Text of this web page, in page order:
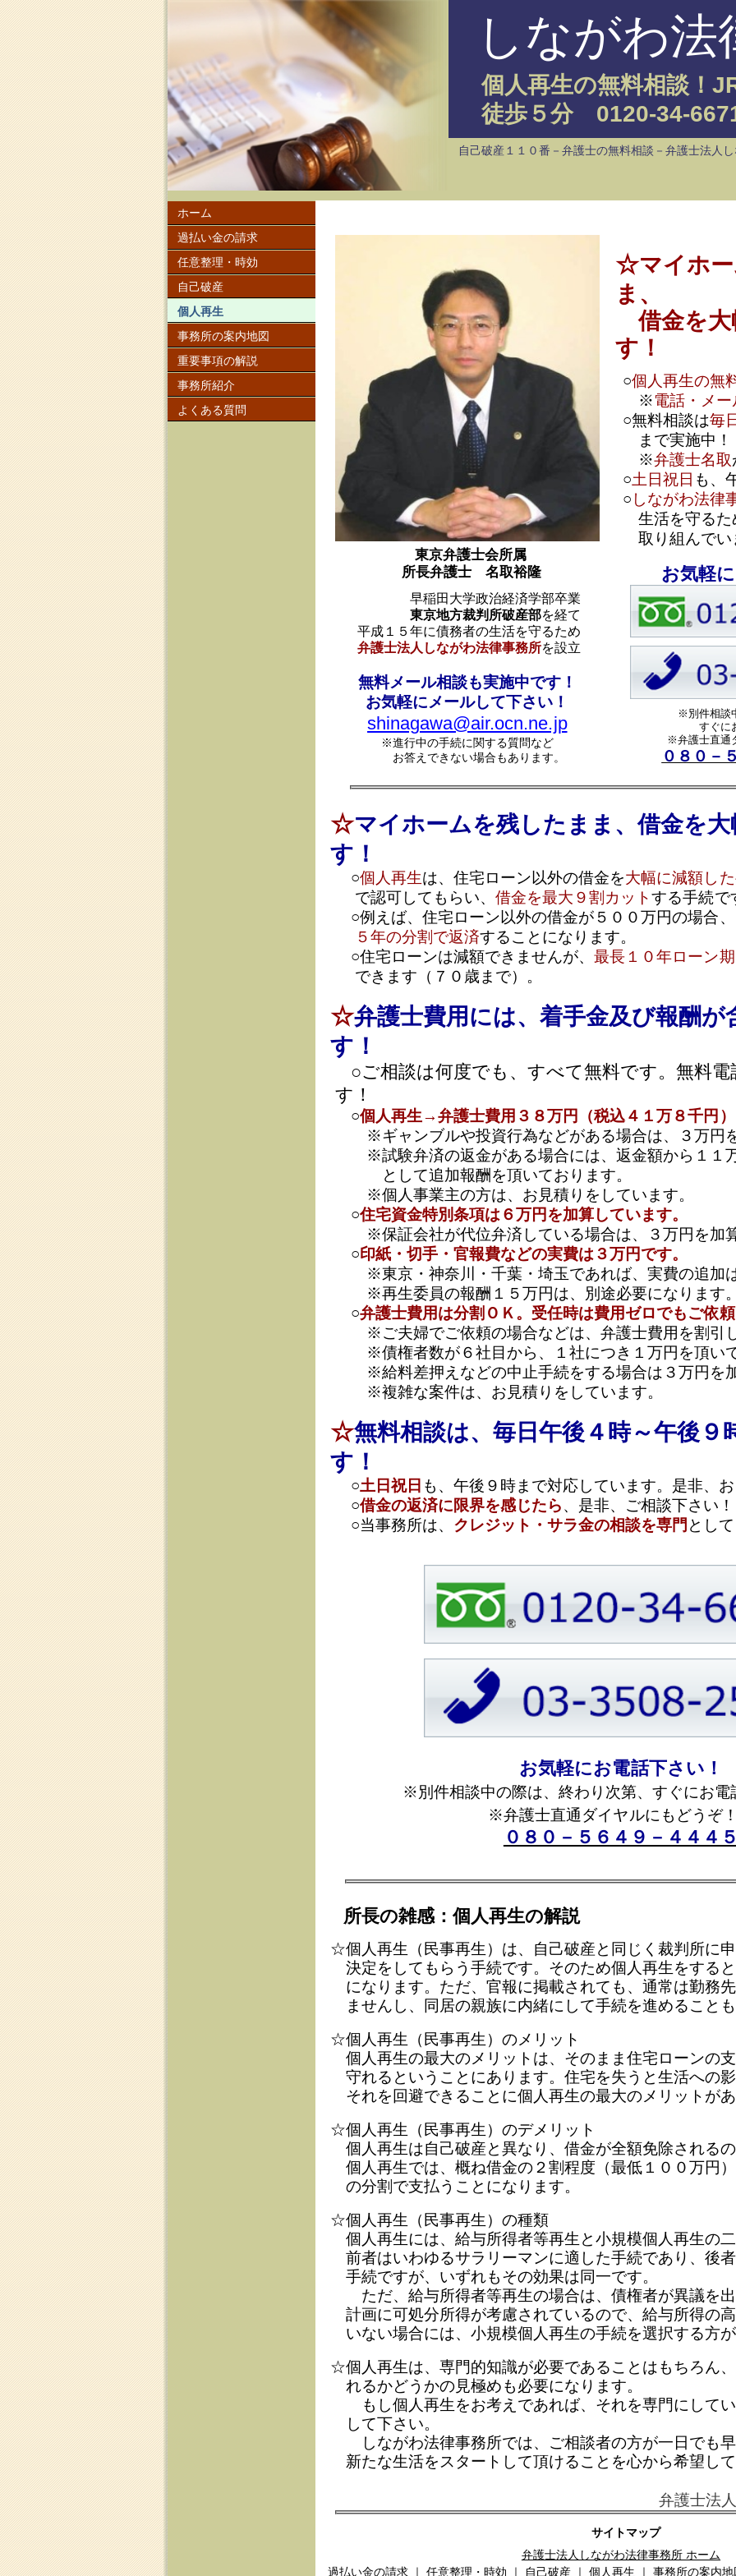
しながわ法律事務
個人再生の無料相談！JR新橋駅（鳥
徒歩５分 0120-34-6671
自己破産１１０番－弁護士の無料相談－弁護士法人しながわ法律事務所－東京
ホーム
任意整理・時効
自己破産
個人再生
事務所の案内地図
重要事項の解説
事務所紹介
よくある質問
東京弁護士会所属
所長弁護士 名取裕隆
早稲田大学政治経済学部卒業
東京地方裁判所破産部を経て
平成１５年に債務者の生活を守るため
弁護士法人しながわ法律事務所を設立
無料メール相談も実施中です！
shinagawa@air.ocn.ne.jp
※進行中の手続に関する質問など
お答えできない場合もあります。
借金を大幅に減額しま
個人再生の無料相談を実施中です！
電話・メール・面談 すべて無料
毎日午後４時～午後９時
まで実施中！
弁護士名取
が、即回答してます
土日祝日
も、午後９時まで対応中！
しながわ法律事務所は、みなさまの
生活を守るため、借金問題に全力
取り組んでいます。
お気軽にお電話下さい！
※別件相談中の際は、終わり次第、
すぐにお電話いたします。
※弁護士直通ダイヤルにもどうぞ！
０８０－５６４９－４４４５
マイホームを残したまま、借金を大幅に減額しま
は、住宅ローン以外の借金を大幅に減額した弁済計画案
を裁判所
で認可してもらい、借金を最大９割カット する手続です。
例えば、住宅ローン以外の借金が５００万円の場合、
１００万円を最長で
できます（７０歳まで）。
弁護士費用には、着手金及び報酬が含まれていま
○ご相談は何度でも、すべて無料です。無料電話相談も実施中で
個人再生→弁護士費用３８万円（税込４１万８千円）
※ギャンブルや投資行為などがある場合は、３万円を加算しています。
※試験弁済の返金がある場合には、返金額から１１万円（税込み）を上限
として追加報酬を頂いております。
住宅資金特別条項は６万円を加算しています。
※保証会社が代位弁済している場合は、３万円を加算しています。
印紙・切手・官報費などの実費は３万円です。
※東京・神奈川・千葉・埼玉であれば、実費の追加は頂きません。
※再生委員の報酬１５万円は、別途必要になります。
弁護士費用は分割ＯＫ。受任時は費用ゼロでもご依頼できます！
※ご夫婦でご依頼の場合などは、弁護士費用を割引しています。
※債権者数が６社目から、１社につき１万円を頂いております。
※給料差押えなどの中止手続をする場合は３万円を加算しています。
※複雑な案件は、お見積りをしています。
無料相談は、毎日午後４時～午後９時まで実施中
も、午後９時まで対応しています。是非、お電話下さい！
借金の返済に限界を感じたら、是非、ご相談下さい！
○当事務所は、クレジット・サラ金の相談を専門としています。
お気軽にお電話下さい！
※別件相談中の際は、終わり次第、すぐにお電話いたします。
※弁護士直通ダイヤルにもどうぞ！
０８０－５６４９－４４４５
所長の雑感：個人再生の解説
☆個人再生（民事再生）は、自己破産と同じく裁判所に申立てを行い、裁判所
決定をしてもらう手続です。そのため個人再生をすると官報に掲載されるこ
になります。ただ、官報に掲載されても、通常は勤務先に知られることはあ
ませんし、同居の親族に内緒にして手続を進めることも可能です。
☆個人再生（民事再生）のメリット
個人再生の最大のメリットは、そのまま住宅ローンの支払いを続けて、住宅
個人再生は自己破産と異なり、借金が全額免除されるのではありません。
個人再生では、概ね借金の２割程度（最低１００万円）の金額を３年から５
前者はいわゆるサラリーマンに適した手続であり、後者は自営業者などが行
ただ、給与所得者等再生の場合は、債権者が異議を出せない代わりに、弁
計画に可処分所得が考慮されているので、給与所得の高い方や被扶養者など
いない場合には、小規模個人再生の手続を選択する方が有利になります。
☆個人再生は、専門的知識が必要であることはもちろん、債権者から異議が出
れるかどうかの見極めも必要になります。
もし個人再生をお考えであれば、それを専門にしている弁護士事務所に依
しながわ法律事務所では、ご相談者の方が一日でも早く借金から解放され
新たな生活をスタートして頂けることを心から希望しております。
弁護士法人しながわ法律事務所
弁護士法人しながわ法律事務所 ホーム
｜任意整理・時効｜ 自己破産｜個人再生｜事務所の案内地図｜重要事項 ｜
事務所紹
くある質問
〒105-0004 港区新橋３丁目４番８号クレグラン新橋Ⅲ９階